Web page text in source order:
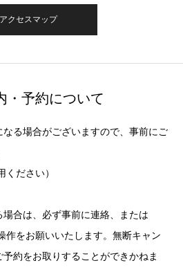
アクセスマップ
・予約について
る場合がございますので、事前にご
ください）
合は、必ず事前に連絡、または
作をお願いいたします。無断キャン
約をお取りすることができかねま